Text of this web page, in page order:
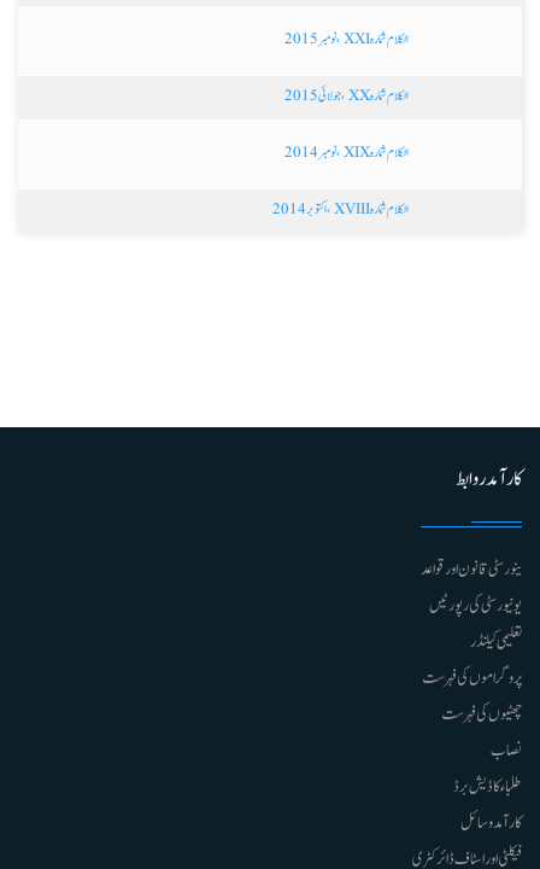
الکلام شمارہ XXI ،نومبر 2015
الکلام شمارہ XX ،جولائی 2015
الکلام شمارہ XIX ،نومبر 2014
الکلام شمارہ XVIII ،اکتوبر 2014
کارآمد روابط
ینورسٹی قانون اور قواعد
یونیورسٹی کی رپورٹیں
تعلیمی کیلنڈر
پروگراموں کی فہرست
چھٹیوں کی فہرست
نصاب
طلباء کا ڈیش برڈ
کارآمد وسائل
فیکلٹی اور اسٹاف ڈائرکٹری